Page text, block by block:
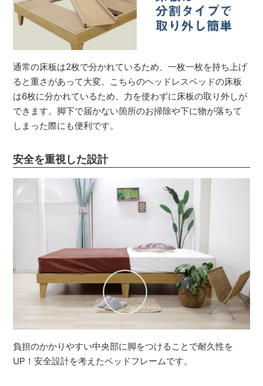
通常の床板は2枚で分かれているため、一枚一枚を持ち上げ
ると重さがあって大変。こちらのヘッドレスベッドの床板
は6枚に分かれているため、力を使わずに床板の取り外しが
できます。脚下で届かない箇所のお掃除や下に物が落ちて
しまった際にも便利です。
安全を重視した設計
負担のかかりやすい中央部に脚をつけることで耐久性を
UP！安全設計を考えたベッドフレームです。